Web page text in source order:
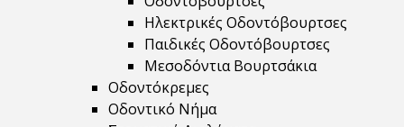
Ηλεκτρικές Οδοντόβουρτσες
Παιδικές Οδοντόβουρτσες
Μεσοδόντια Βουρτσάκια
Οδοντόκρεμες
Οδοντικό Νήμα